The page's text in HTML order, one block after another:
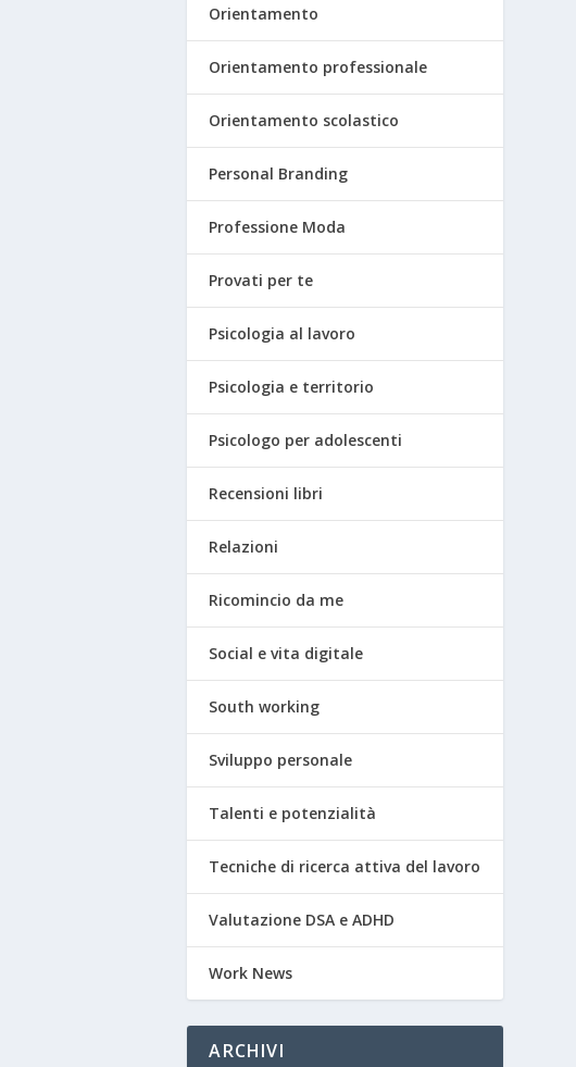
Orientamento
Orientamento professionale
Orientamento scolastico
Personal Branding
Professione Moda
Provati per te
Psicologia al lavoro
Psicologia e territorio
Psicologo per adolescenti
Recensioni libri
Relazioni
Ricomincio da me
Social e vita digitale
South working
Sviluppo personale
Talenti e potenzialità
Tecniche di ricerca attiva del lavoro
Valutazione DSA e ADHD
Work News
ARCHIVI